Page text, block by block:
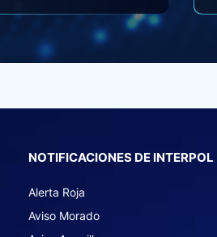
NOTIFICACIONES DE INTERPOL
Alerta Roja
Aviso Morado